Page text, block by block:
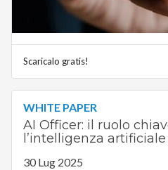
Scaricalo gratis!
WHITE PAPER
AI Officer: il ruolo
l’intelligenza
30 Lug 2025